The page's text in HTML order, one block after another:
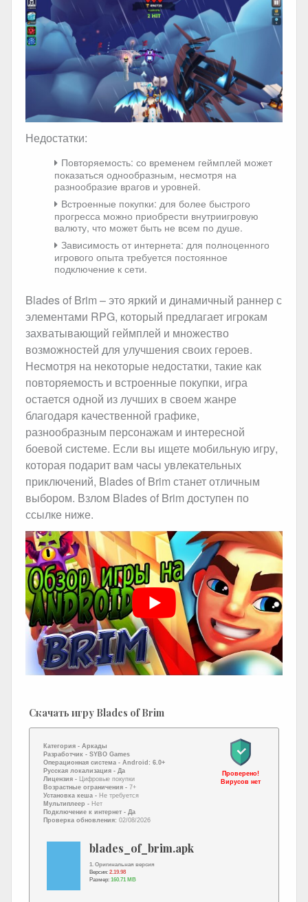
Недостатки:
Повторяемость: со временем геймплей может
показаться однообразным, несмотря на
разнообразие врагов и уровней.
Встроенные покупки: для более быстрого
прогресса можно приобрести внутриигровую
валюту, что может быть не всем по душе.
Зависимость от интернета: для полноценного
игрового опыта требуется постоянное
подключение к сети.
Blades of Brim – это яркий и динамичный раннер с
элементами RPG, который предлагает игрокам
захватывающий геймплей и множество
возможностей для улучшения своих героев.
Несмотря на некоторые недостатки, такие как
повторяемость и встроенные покупки, игра
остается одной из лучших в своем жанре
благодаря качественной графике,
разнообразным персонажам и интересной
боевой системе. Если вы ищете мобильную игру,
которая подарит вам часы увлекательных
приключений, Blades of Brim станет отличным
выбором. Взлом Blades of Brim доступен по
ссылке ниже.
Скачать игру Blades of Brim
Категория - Аркады
Разработчик - SYBO Games
Операционная система - Android: 6.0+
Русская локализация - Да
Лицензия -
Цифровые покупки
Возрастные ограничения - 7+
Установка кеша - Не требуется
Мультиплеер - Нет
Подключение к интернет - Да
Проверка обновления: 02/08/2026
Проверено!
Вирусов нет
blades_of_brim.apk
1. Оригинальная версия
Версия: 2.19.98
Размер: 160.71 MB